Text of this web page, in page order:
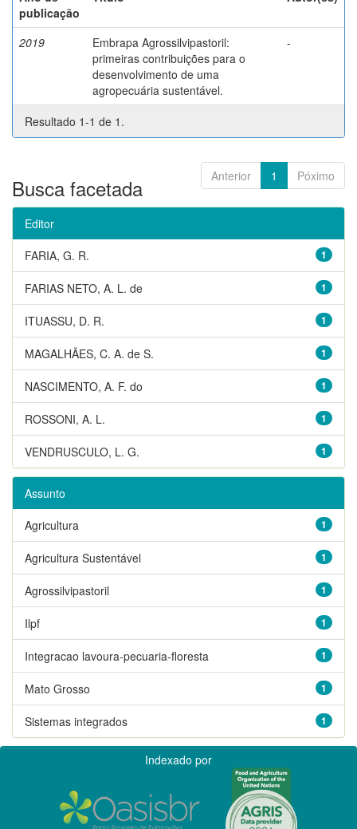
publicação
2019
Embrapa Agrossilvipastoril:
primeiras contribuições para o
desenvolvimento de uma
agropecuária sustentável.
-
Resultado 1-1 de 1.
Anterior 1 Póximo
Busca facetada
Editor
1
FARIA, G. R.
1
FARIAS NETO, A. L. de
1
ITUASSU, D. R.
1
MAGALHÃES, C. A. de S.
1
NASCIMENTO, A. F. do
1
ROSSONI, A. L.
1
VENDRUSCULO, L. G.
Assunto
1
Agricultura
1
Agricultura Sustentável
1
Agrossilvipastoril
1
Ilpf
1
Integracao lavoura-pecuaria-floresta
1
Mato Grosso
1
Sistemas integrados
Indexado por